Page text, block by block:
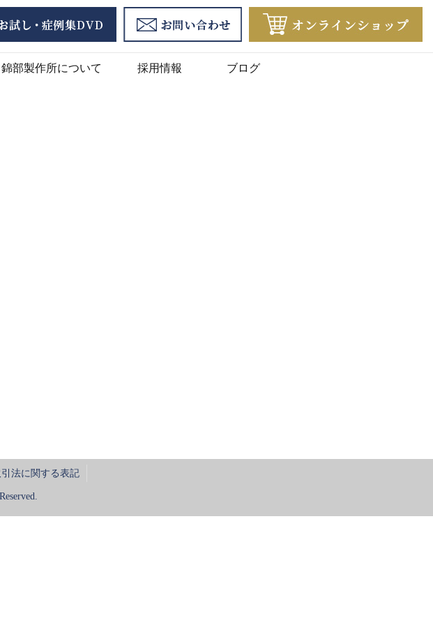
錦部製作所について 採用情報 ブログ
法に関する表記